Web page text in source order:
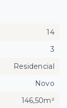
14
3
Residencial
Novo
146,50m²